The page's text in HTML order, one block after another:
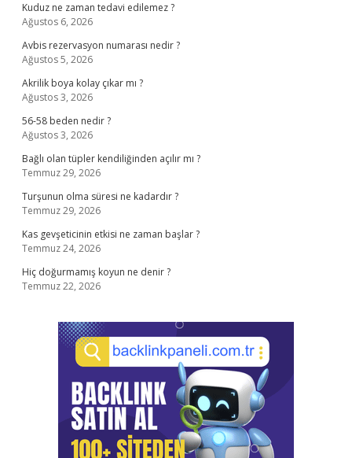
Kuduz ne zaman tedavi edilemez ?
Ağustos 6, 2026
Avbis rezervasyon numarası nedir ?
Ağustos 5, 2026
Akrilik boya kolay çıkar mı ?
Ağustos 3, 2026
56-58 beden nedir ?
Ağustos 3, 2026
Bağlı olan tüpler kendiliğinden açılır mı ?
Temmuz 29, 2026
Turşunun olma süresi ne kadardır ?
Temmuz 29, 2026
Kas gevşeticinin etkisi ne zaman başlar ?
Temmuz 24, 2026
Hiç doğurmamış koyun ne denir ?
Temmuz 22, 2026